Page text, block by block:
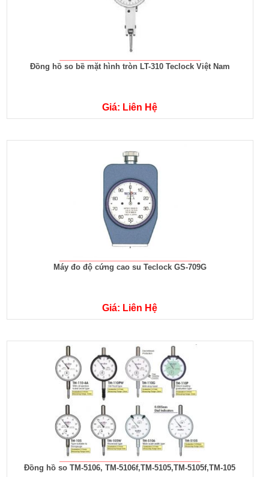
Đồng hồ so bề mặt hình tròn LT-310 Teclock Việt Nam
Giá: Liên Hệ
Máy đo độ cứng cao su Teclock GS-709G
Giá: Liên Hệ
Đồng hồ so TM-5106, TM-5106f,TM-5105,TM-5105f,TM-105